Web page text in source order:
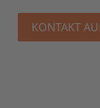
KONTAKT